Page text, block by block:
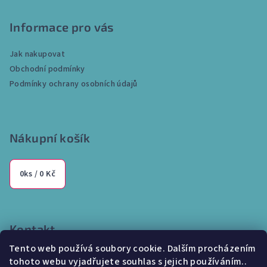
Tento web používá soubory cookie. Dalším procházením
tohoto webu vyjadřujete souhlas s jejich používáním..
Informace pro vás
Jak nakupovat
Obchodní podmínky
Podmínky ochrany osobních údajů
Nákupní košík
0ks / 0 Kč
Kontakt
info @internetparfem.cz